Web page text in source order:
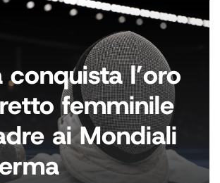
conquista l’oro
femminile
ai Mondiali